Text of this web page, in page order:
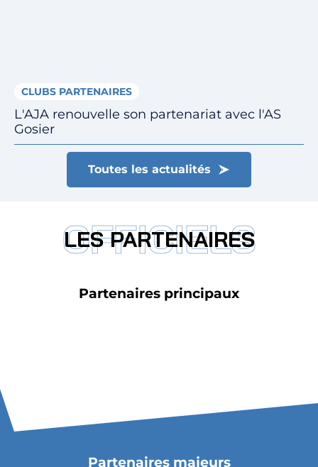
Toutes les actualités
CLUBS PARTENAIRES
L'AJA renouvelle son partenariat avec l'AS
Gosier
OFFICIELS
LES PARTENAIRES
Partenaires principaux
Partenaires majeurs